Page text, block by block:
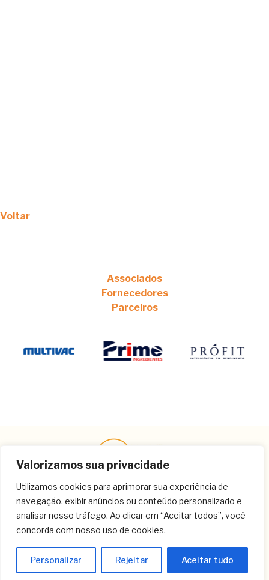
Valorizamos sua privacidade
Utilizamos cookies para aprimorar sua experiência de
navegação, exibir anúncios ou conteúdo personalizado e
analisar nosso tráfego. Ao clicar em “Aceitar todos”, você
concorda com nosso uso de cookies.
Personalizar Rejeitar Aceitar tudo
Voltar
Associados
Fornecedores
Parceiros
Contato
(11) 3259-8266